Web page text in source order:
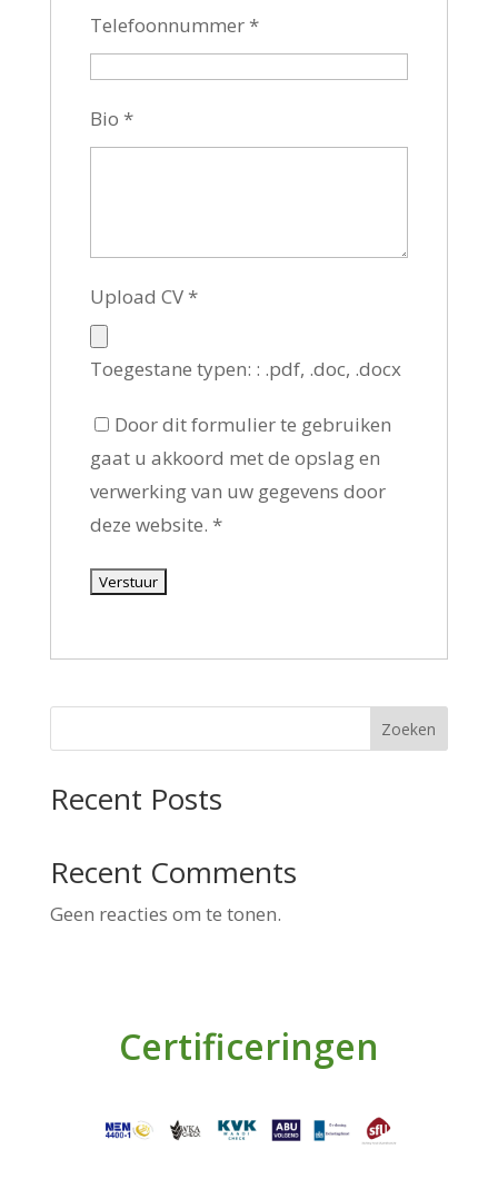
Telefoonnummer *
Bio *
Upload CV *
Toegestane typen: : .pdf, .doc, .docx
Door dit formulier te gebruiken
gaat u akkoord met de opslag en
verwerking van uw gegevens door
deze website. *
Zoeken
Recent Posts
Recent Comments
Geen reacties om te tonen.
Certificeringen